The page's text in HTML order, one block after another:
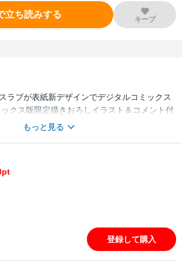
立ち読みする キープ
ラブが表紙新デザインでデジタルコミックス
クス版限定描きおろしイラスト＆コメント付
～５巻の内容が収録されています。重複購入
け入れられない理由があって・・・！？
もっと見る
pt
登録して購入